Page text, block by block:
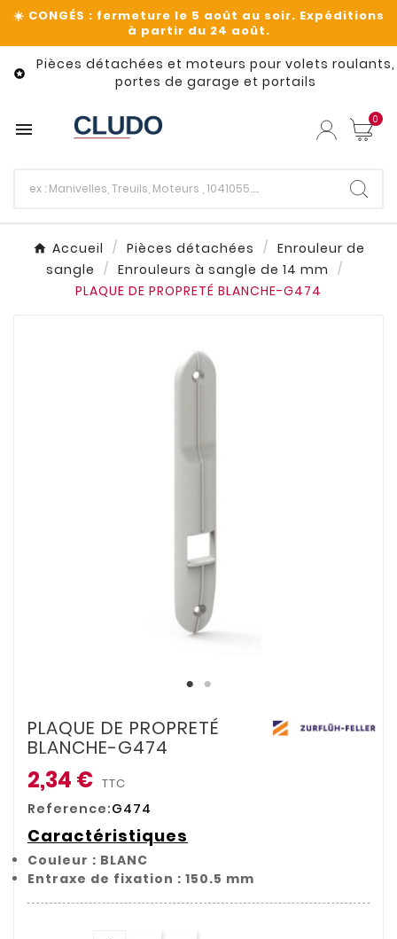

Pièces détachées et moteurs pour volets roulants,
portes de garage et portails
 0
Accueil Pièces détachées
Enrouleur de
sangle
Enrouleurs à sangle de 14 mm
PLAQUE DE PROPRETÉ BLANCHE-G474
PLAQUE DE PROPRETÉ
BLANCHE-G474
2,34 € TTC
Reference:G474
Caractéristiques
Couleur : BLANC
Entraxe de fixation : 150.5 mm